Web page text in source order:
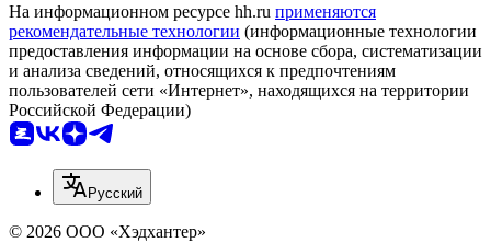
На информационном ресурсе hh.ru применяются
рекомендательные технологии (информационные технологии
предоставления информации на основе сбора, систематизации
и анализа сведений, относящихся к предпочтениям
пользователей сети «Интернет», находящихся на территории
Российской Федерации)
Русский
© 2026 ООО «Хэдхантер»